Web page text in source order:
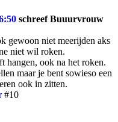
schreef Buuurvrouw
gewoon niet meerijden aks
niet wil roken.
hangen, ook na het roken.
maar je bent sowieso een
ook in zitten.
#10